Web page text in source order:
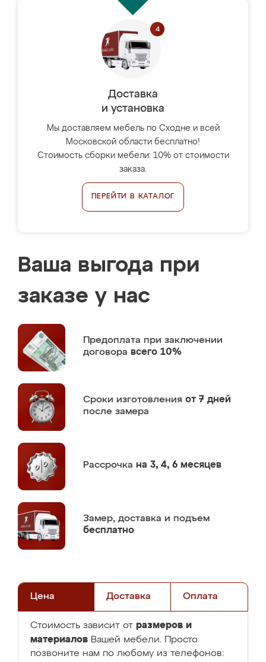
Доставка
и установка
Мы доставляем мебель по Сходне и всей
Московской области бесплатно!
Стоимость сборки мебели: 10% от стоимости
заказа.
ПЕРЕЙТИ В КАТАЛОГ
Ваша выгода при
заказе у нас
Предоплата при заключении
договора всего 10%
Сроки изготовления от 7 дней
после замера
Рассрочка на 3, 4, 6 месяцев
Замер, доставка и подъем
бесплатно
Цена Доставка Оплата
Стоимость зависит от размеров и
материалов Вашей мебели. Просто
позвоните нам по любому из телефонов: